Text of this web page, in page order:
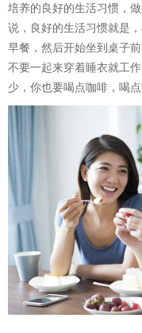
培养的良好的生活习惯，
说，良好的生活习惯就是
早餐，然后开始坐到桌子前
不要一起来穿着睡衣就工
少，你也要喝点咖啡，喝点